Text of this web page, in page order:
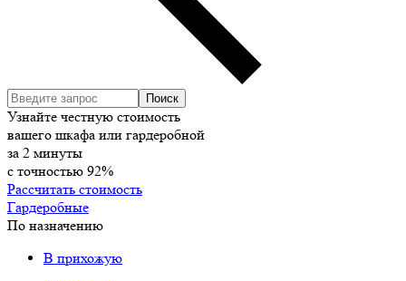
Узнайте честную стоимость
вашего шкафа или гардеробной
за 2 минуты
с точностью 92%
Рассчитать стоимость
Гардеробные
По назначению
В прихожую